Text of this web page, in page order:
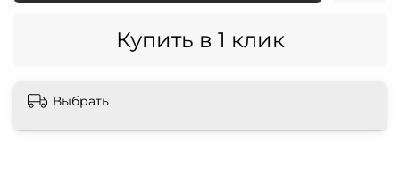
Купить в 1 клик
Выбрать